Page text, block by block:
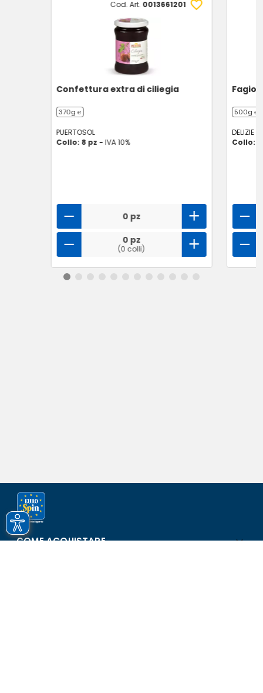
Cod. Art. 0013661201
Confettura extra di ciliegia
370g ℮
PUERTOSOL
Collo: 8 pz - IVA 10%
0 pz
0 pz
(0 colli)
500g ℮
DELIZIE
Collo:
COME ACQUISTARE